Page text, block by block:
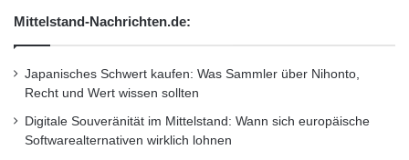
Mittelstand-Nachrichten.de:
Japanisches Schwert kaufen: Was Sammler über Nihonto,
Recht und Wert wissen sollten
Digitale Souveränität im Mittelstand: Wann sich europäische
Softwarealternativen wirklich lohnen